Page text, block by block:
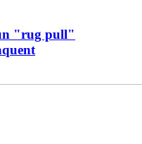
"rug pull"